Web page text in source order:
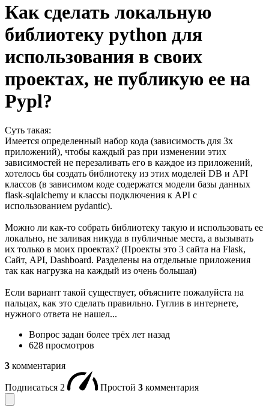
Как сделать локальную
библиотеку python для
использования в своих
проектах, не публикую ее на
Pypl?
Суть такая:
Имеется определенный набор кода (зависимость для 3х
приложений), чтобы каждый раз при изменении этих
зависимостей не перезаливать его в каждое из приложений,
хотелось бы создать библиотеку из этих моделей DB и API
классов (в зависимом коде содержатся модели базы данных
flask-sqlalchemy и классы подключения к API с
использованием pydantic).
Можно ли как-то собрать библиотеку такую и использовать ее
локально, не заливая никуда в публичные места, а вызывать
их только в моих проектах? (Проекты это 3 сайта на Flask,
Сайт, API, Dashboard. Разделены на отдельные приложения
так как нагрузка на каждый из очень большая)
Если вариант такой существует, объясните пожалуйста на
пальцах, как это сделать правильно. Гуглив в интернете,
нужного ответа не нашел...
Вопрос задан более трёх лет назад
628 просмотров
3 комментария
Подписаться 2 Простой 3 комментария